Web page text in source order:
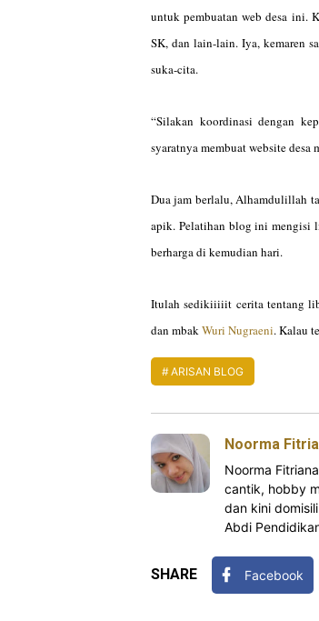
untuk pembuatan web desa ini.
SK, dan lain-lain. Iya, kemaren
suka-cita.
“Silakan koordinasi dengan
syaratnya membuat website desa
Dua jam berlalu, Alhamdulillah
apik. Pelatihan blog ini mengisi
berharga di kemudian hari.
Itulah sedikiiiiit cerita tentang
dan mbakWuri Nugraeni. Kalau
ARISAN BLOG
Noorma
Noorma
cantik, hobby
dan kini
Abdi
SHARE Facebook